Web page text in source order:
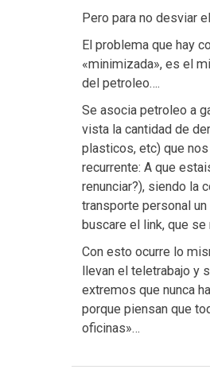
Pero para no desviar
El problema que hay
«minimizada», es el
del petroleo….
Se asocia petroleo a
vista la cantidad de
plasticos, etc) que
recurrente: A que
renunciar?), siendo la
transporte personal
buscare el link, que
Con esto ocurre lo
llevan el teletrabajo y
extremos que nunca
porque piensan que
oficinas»…